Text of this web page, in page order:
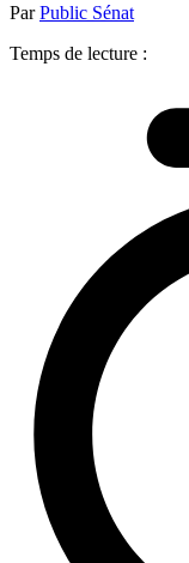
ParPublic Sénat
Temps de lecture :